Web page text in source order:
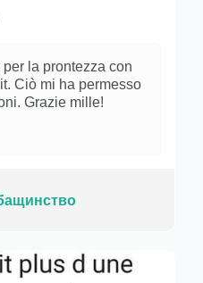
la prontezza con
Ciò mi ha permesso
Grazie mille!